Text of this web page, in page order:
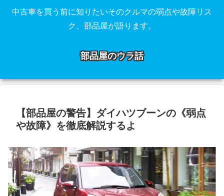
中古車を買う前に知りたいそのクルマの弱点や故障リス
ク、部品屋が語ります。
部品屋のウラ話
【部品屋の警告】ダイハツブーンの《弱点
や故障》を徹底解説するよ